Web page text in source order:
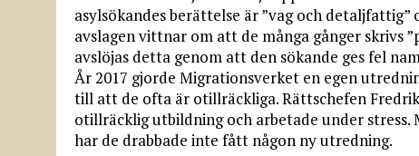
asylsökandes berättelse är ”vag och
avslagen vittnar om att de många gånger skrivs
avslöjas detta genom att den sökande ges fel
År 2017 gjorde Migrationsverket en egen
till att de ofta är otillräckliga. Rättschefen
otillräcklig utbildning och arbetade under
har de drabbade inte fått någon ny utredning.